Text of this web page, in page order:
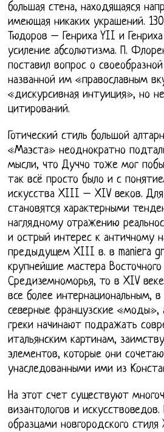
большая стена, находящаяся
имеющая никаких украшений.
Тюдоров – Генриха YII и
усиление абсолютизма. П.
поставил вопрос о
названной им «православным
«дискурсивная интуиция», но
цитирований.
Готический стиль большой
«Маэста» неоднократно
мысли, что Дуччо тоже мог
так всё просто было и с
искусства XIII – XIV веков. Для
становятся характерными
наглядному отражению
и острый интерес к античному
предыдущем XIII в. в maniera
крупнейшие мастера
Средиземноморья, то в XIV
все более интернациональным,
северные французские «моды»,
греки начинают подражать
итальянским картинам,
элементов, которые они
унаследованными ими из
На этот счет существуют
византологов и искусствоведов.
образцами новгородского